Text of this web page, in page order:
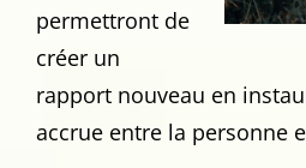
permettront de
créer un
rapport nouveau en
accrue entre la personne